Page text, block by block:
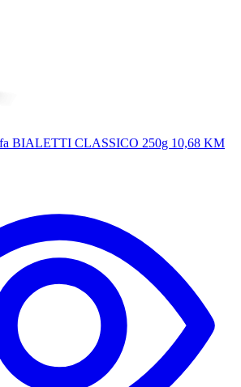
BIALETTI CLASSICO 250g 10,68 KM